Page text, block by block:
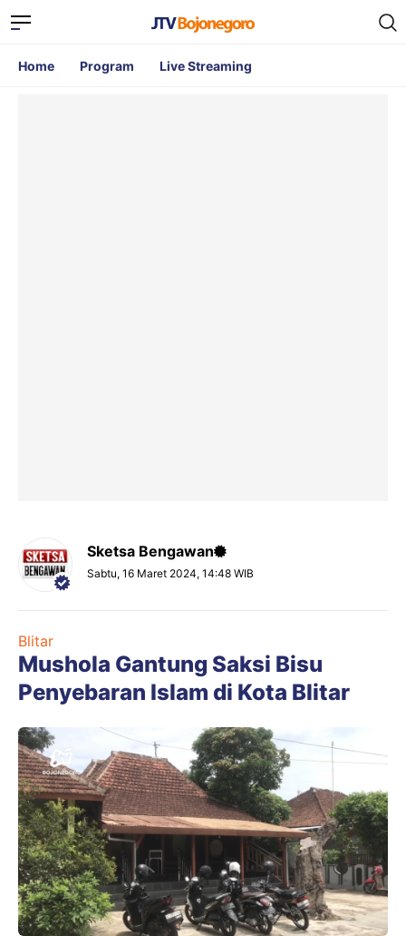
Home Program Live Streaming
Sketsa Bengawan
Sabtu, 16 Maret 2024, 14:48 WIB
Blitar
Mushola Gantung Saksi Bisu
Penyebaran Islam di Kota Blitar